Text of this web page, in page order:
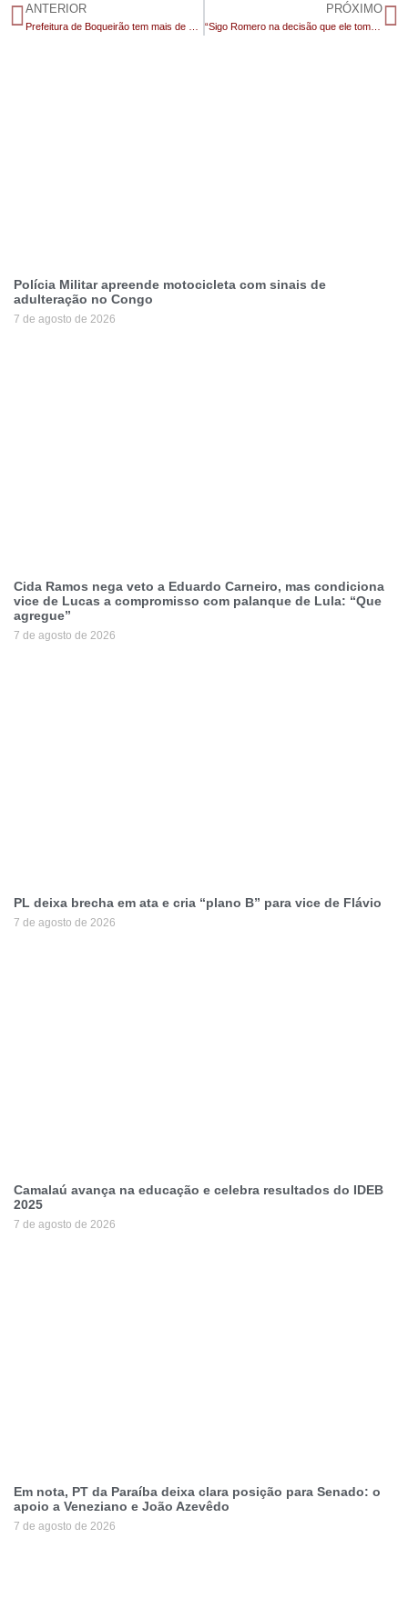
ANTERIOR PRÓXIMO
Polícia Militar apreende motocicleta com sinais de
adulteração no Congo
7 de agosto de 2026
Cida Ramos nega veto a Eduardo Carneiro, mas condiciona
vice de Lucas a compromisso com palanque de Lula: “Que
agregue”
7 de agosto de 2026
PL deixa brecha em ata e cria “plano B” para vice de Flávio
7 de agosto de 2026
Camalaú avança na educação e celebra resultados do IDEB
2025
7 de agosto de 2026
Em nota, PT da Paraíba deixa clara posição para Senado: o
apoio a Veneziano e João Azevêdo
7 de agosto de 2026